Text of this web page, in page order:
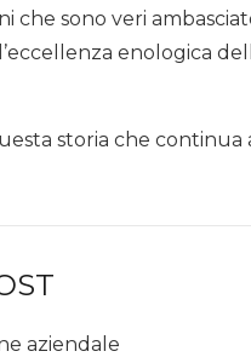
che sono veri
enologica
storia che continua
aziendale